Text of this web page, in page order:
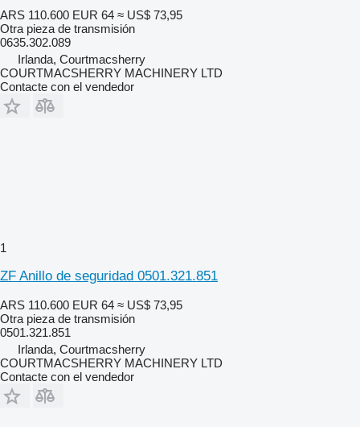
ARS 110.600 EUR 64 ≈ US$ 73,95
Otra pieza de transmisión
0635.302.089
Irlanda, Courtmacsherry
COURTMACSHERRY MACHINERY LTD
Contacte con el vendedor
1
ZF Anillo de seguridad 0501.321.851
ARS 110.600 EUR 64 ≈ US$ 73,95
Otra pieza de transmisión
0501.321.851
Irlanda, Courtmacsherry
COURTMACSHERRY MACHINERY LTD
Contacte con el vendedor